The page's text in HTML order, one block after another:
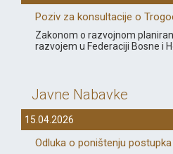
Poziv za konsultacije o
Zakonom o razvojnom
razvojem u Federaciji Bosne i
Javne Nabavke
15.04.2026
Odluka o poništenju